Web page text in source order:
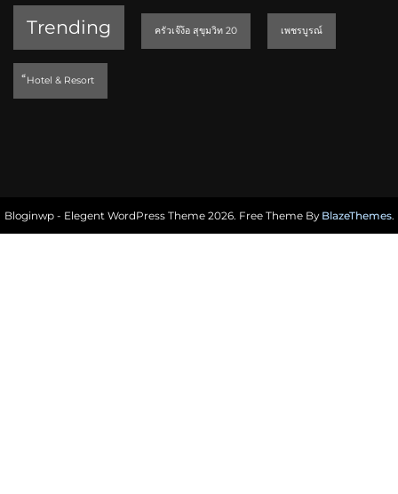
Trending ครัวเจ๊ง้อ สุขุมวิท 20 เพชรบูรณ์
็Hotel & Resort
Bloginwp - Elegent WordPress Theme 2026. Free Theme By BlazeThemes.